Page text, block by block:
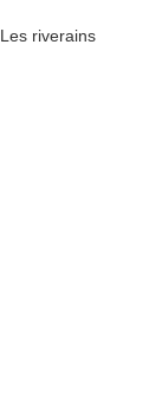
Les riverains